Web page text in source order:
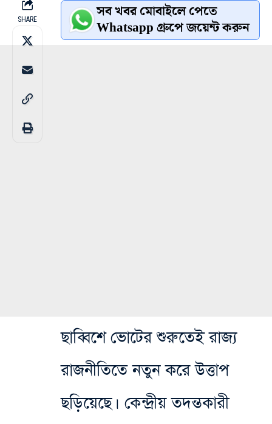
SHARE সব খবর মোবাইলে পেতে
Whatsapp গ্রুপে জয়েন্ট করুন
ছাব্বিশে ভোটের শুরুতেই রাজ্য
রাজনীতিতে নতুন করে উত্তাপ
ছড়িয়েছে। কেন্দ্রীয় তদন্তকারী